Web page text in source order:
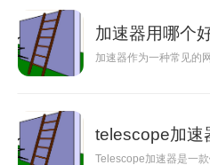
加速器用哪个
加速器作为一种常见的
telescope加速
Telescope加速器是一